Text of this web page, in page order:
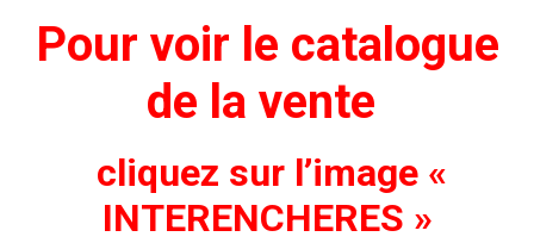
Pour voir le catalogue
de la vente
cliquez sur l’image «
INTERENCHERES »